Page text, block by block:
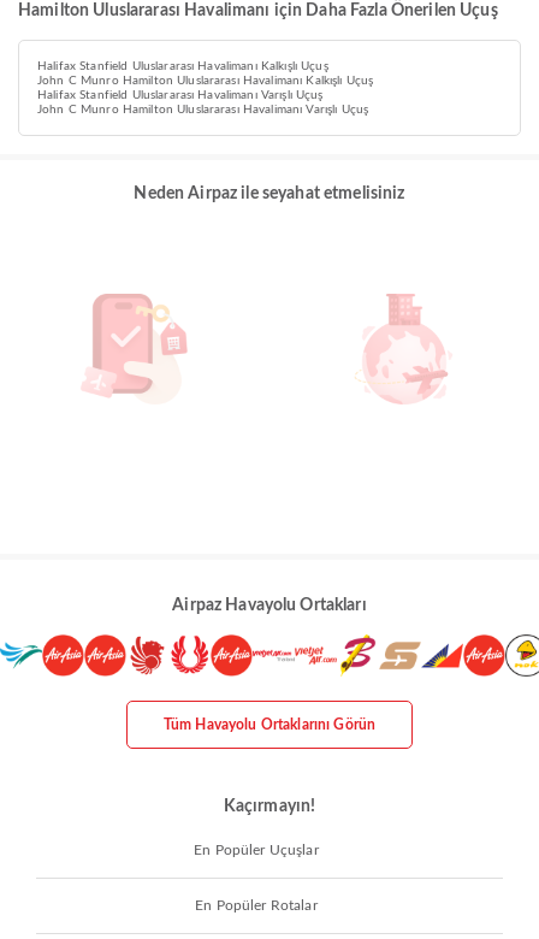
Hamilton Uluslararası Havalimanı için Daha Fazla Önerilen Uçuş
Halifax Stanfield Uluslararası Havalimanı Kalkışlı Uçuş
John C Munro Hamilton Uluslararası Havalimanı Kalkışlı Uçuş
Halifax Stanfield Uluslararası Havalimanı Varışlı Uçuş
John C Munro Hamilton Uluslararası Havalimanı Varışlı Uçuş
Neden Airpaz ile seyahat etmelisiniz
Airpaz Havayolu Ortakları
Tüm Havayolu Ortaklarını Görün
Kaçırmayın!
En Popüler Uçuşlar
En Popüler Rotalar